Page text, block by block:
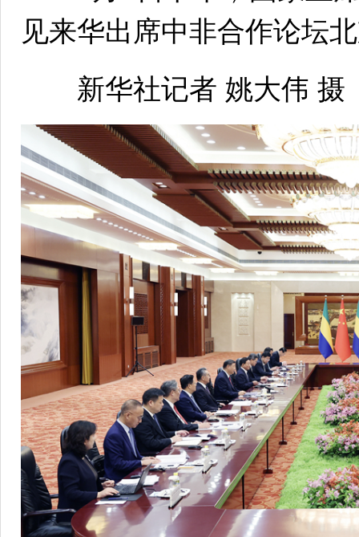
见来华出席中非合作论坛
新华社记者 姚大伟 摄